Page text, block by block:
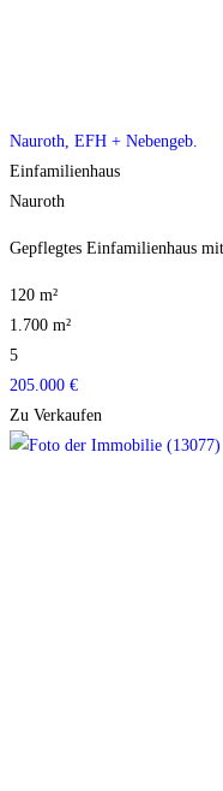
Nauroth, EFH + Nebengeb.
Einfamilienhaus
Nauroth
Gepflegtes Einfamilienhaus
120 m²
1.700 m²
5
205.000 €
Zu Verkaufen